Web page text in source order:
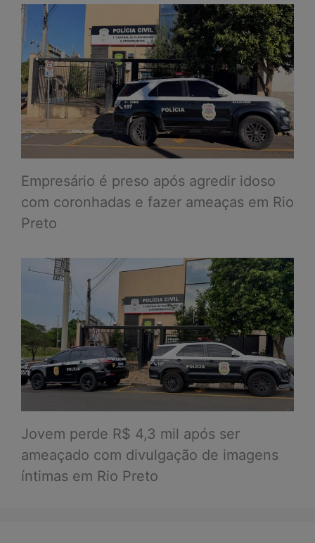
Empresário é preso após agredir idoso
com coronhadas e fazer ameaças em Rio
Preto
Jovem perde R$ 4,3 mil após ser
ameaçado com divulgação de imagens
íntimas em Rio Preto